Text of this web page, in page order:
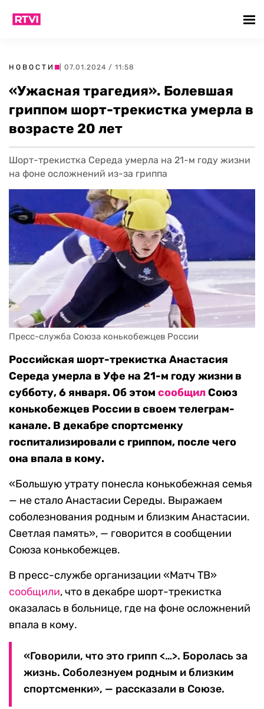
НОВОСТИ | 07.01.2024 / 11:58
«Ужасная трагедия». Болевшая
гриппом шорт-трекистка умерла в
возрасте 20 лет
Шорт-трекистка Середа умерла на 21-м году жизни
на фоне осложнений из-за гриппа
Пресс-служба Союза конькобежцев России
Российская шорт-трекистка Анастасия
Середа умерла в Уфе на 21-м году жизни в
субботу, 6 января. Об этом сообщилСоюз
конькобежцев России в своем телеграм-
канале. В декабре спортсменку
госпитализировали с гриппом, после чего
она впала в кому.
«Большую утрату понесла конькобежная семья
— не стало Анастасии Середы. Выражаем
соболезнования родным и близким Анастасии.
Светлая память», — говорится в сообщении
Союза конькобежцев.
В пресс-службе организации «Матч ТВ»
сообщили, что в декабре шорт-трекистка
оказалась в больнице, где на фоне осложнений
впала в кому.
«Говорили, что это грипп <…>. Боролась за
жизнь. Соболезнуем родным и близким
спортсменки», — рассказали в Союзе.